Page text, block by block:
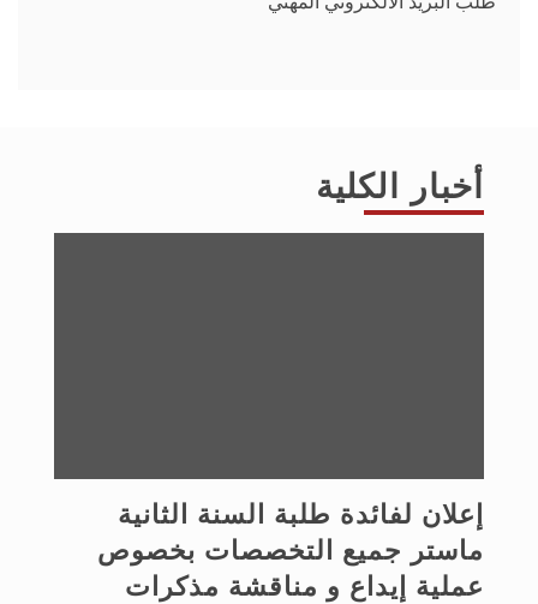
أخبار الكلية
إعلان لفائدة طلبة السنة الثانية
ماستر جميع التخصصات بخصوص
عملية إيداع و مناقشة مذكرات